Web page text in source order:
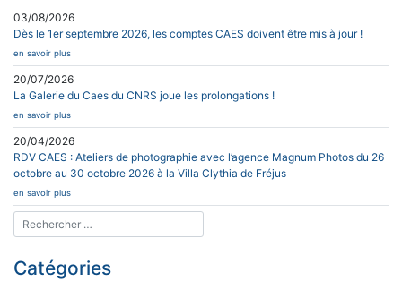
03/08/2026
Dès le 1er septembre 2026, les comptes CAES doivent être mis à jour !
en savoir plus
20/07/2026
La Galerie du Caes du CNRS joue les prolongations !
en savoir plus
20/04/2026
RDV CAES : Ateliers de photographie avec l’agence Magnum Photos du 26
octobre au 30 octobre 2026 à la Villa Clythia de Fréjus
en savoir plus
Catégories